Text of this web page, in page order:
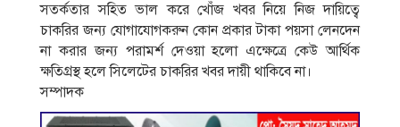
সতর্কতার সহিত ভাল করে খোঁজ খবর নিয়ে নিজ দায়িত্বে
চাকরির জন্য যােগাযােগকরুন কোন প্রকার টাকা পয়সা লেনদেন
না করার জন্য পরামর্শ দেওয়া হলাে এক্ষেত্রে কেউ আর্থিক
ক্ষতিগ্রস্থ হলে সিলেটের চাকরির খবর দায়ী থাকিবে না।
সম্পাদক